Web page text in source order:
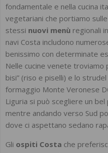
fondamentale e nella cucina
vegetariani che portiamo
stessi nuovi menù regionali
navi Costa includono
benissimo con determinate
Nelle cucine venete troviamo
bisi” (riso e piselli) e lo
formaggio Monte Veronese
Liguria si può scegliere un
mentre andando verso Sud
dove ci aspettano sedano
Gli ospiti Costa che